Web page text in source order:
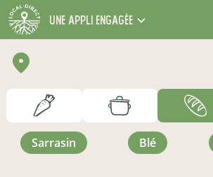
une appli engagée
sarrasin blé